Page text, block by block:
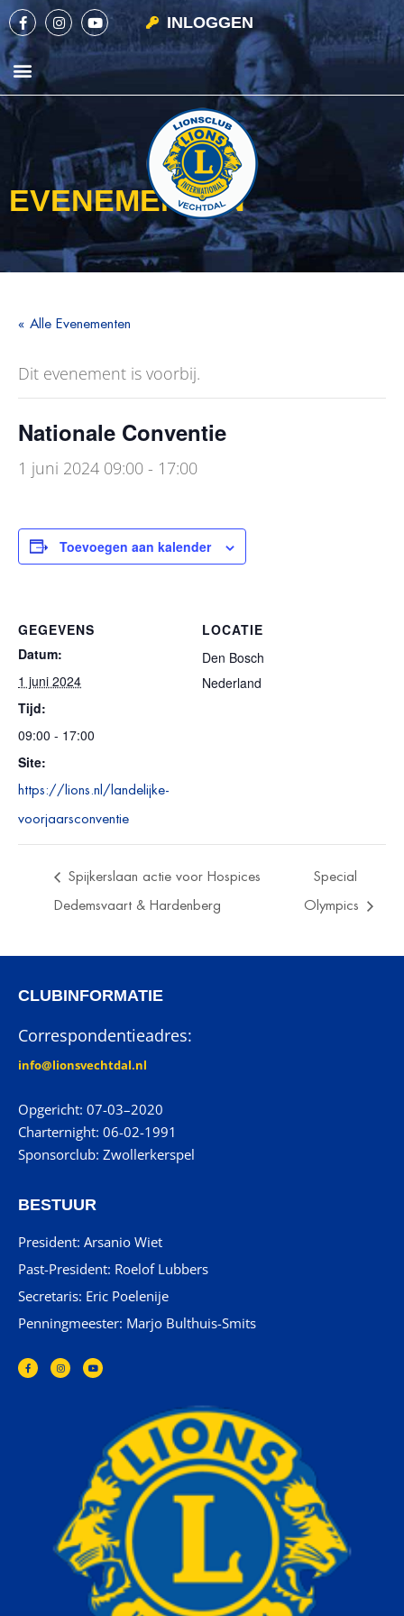
INLOGGEN
EVENEMENTEN
« Alle Evenementen
Dit evenement is voorbij.
Nationale Conventie
1 juni 2024 09:00 - 17:00
Toevoegen aan kalender
GEGEVENS
Datum:
1 juni 2024
Tijd:
09:00 - 17:00
Site:
https://lions.nl/landelijke-
voorjaarsconventie
LOCATIE
Den Bosch
Nederland
Spijkerslaan actie voor Hospices
Dedemsvaart & Hardenberg
Special
Olympics
CLUBINFORMATIE
Correspondentieadres:
info@lionsvechtdal.nl
Opgericht: 07-03–2020
Charternight: 06-02-1991
Sponsorclub: Zwollerkerspel
BESTUUR
President: Arsanio Wiet
Past-President: Roelof Lubbers
Secretaris: Eric Poelenije
Penningmeester: Marjo Bulthuis-Smits